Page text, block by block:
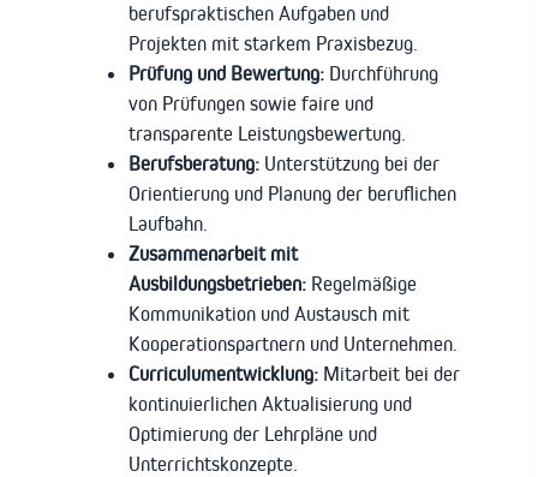
berufspraktischen Aufgaben und
Projekten mit starkem Praxisbezug.
Prüfung und Bewertung: Durchführung
von Prüfungen sowie faire und
transparente Leistungsbewertung.
Berufsberatung: Unterstützung bei der
Orientierung und Planung der beruflichen
Laufbahn.
Zusammenarbeit mit
Ausbildungsbetrieben: Regelmäßige
Kommunikation und Austausch mit
Kooperationspartnern und Unternehmen.
Curriculumentwicklung: Mitarbeit bei der
kontinuierlichen Aktualisierung und
Optimierung der Lehrpläne und
Unterrichtskonzepte.